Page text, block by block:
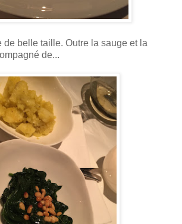
de belle taille. Outre la sauge et la
de...